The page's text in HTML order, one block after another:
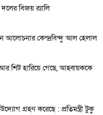
বিজয় র‍্যালি
আলোচনার কেন্দ্রবিন্দু আল হেলাল
শিট হারিয়ে গেছে, আহ্বায়ককে
গ্রহণ করেছে : প্রতিমন্ত্রী টুকু